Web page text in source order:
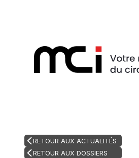
RETOUR AUX ACTUALITÉS
RETOUR AUX DOSSIERS